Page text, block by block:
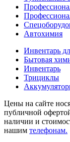
Автохимия
Инвентарь
Бытовая
Инвентарь
Трициклы
Цены на сайте
публичной
наличии и
нашим телефонам.